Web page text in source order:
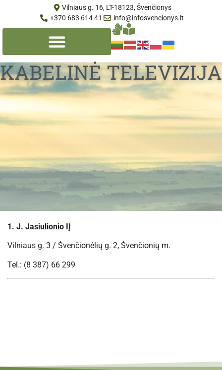
Vilniaus g. 16, LT-18123, Švenčionys
+370 683 614 41
info@infosvencionys.lt
KABELINĖ TELEVIZIJA
1. J. Jasiulionio IĮ
Vilniaus g. 3 / Švenčionėlių g. 2, Švenčionių m.
Tel.: (8 387) 66 299